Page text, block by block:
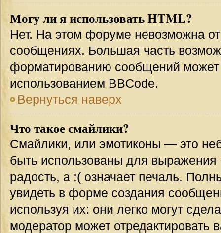
Могу ли я использовать HTML?
Нет. На этом форуме невозможна
сообщениях. Большая часть
форматированию сообщений может
использованием BBCode.
Вернуться наверх
Что такое смайлики?
Смайлики, или эмотиконы — это
быть использованы для выражения
радость, а :( означает печаль.
увидеть в форме создания
используя их: они легко могут
модератор может